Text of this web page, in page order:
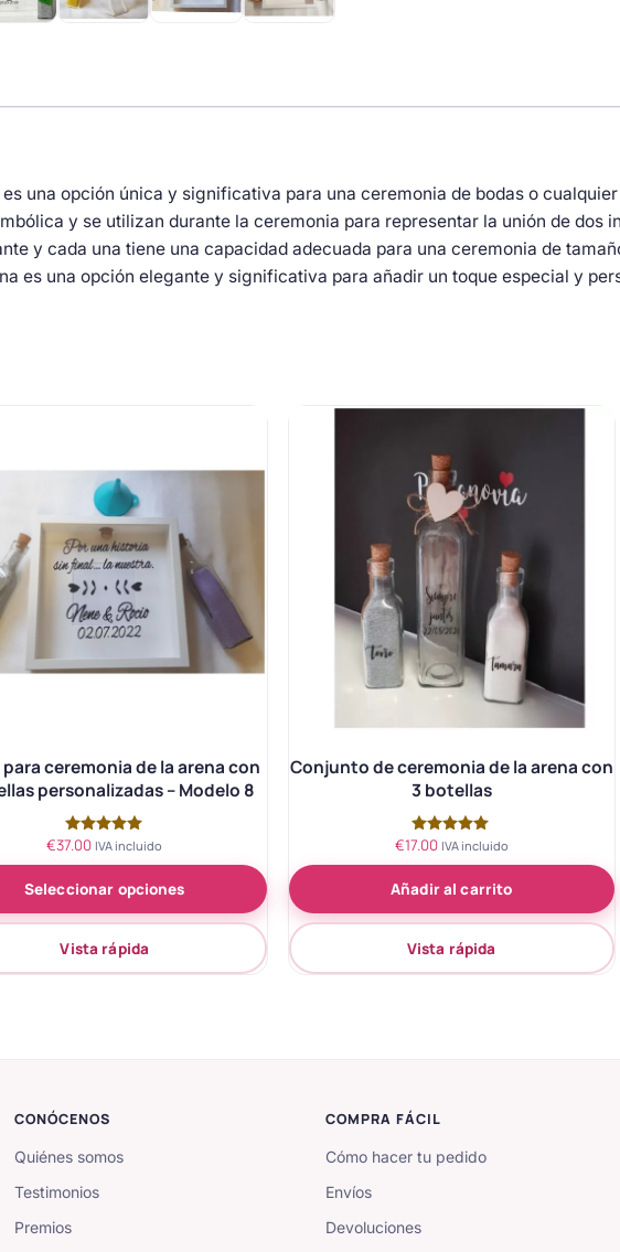
cantidad
una opción única y significativa para una ceremonia de bodas o
y se utilizan durante la ceremonia para representar la unión de dos
y cada una tiene una capacidad adecuada para una ceremonia de
es una opción elegante y significativa para añadir un toque especial y
ceremonia de la arena con
personalizadas – Modelo 8
Valorado
de 5
€37.00 IVA incluido
Seleccionar opciones
Vista rápida
Conjunto de ceremonia de la arena con
3 botellas
Valorado
de 5
€17.00 IVA incluido
Añadir al carrito
Vista rápida
CONÓCENOS
Quiénes somos
Testimonios
Premios
COMPRA FÁCIL
Cómo hacer tu pedido
Envíos
Devoluciones